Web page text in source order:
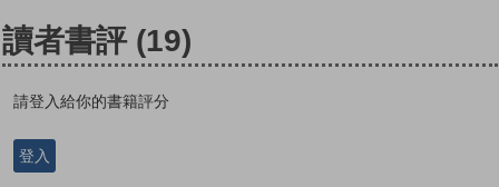
讀者書評 (19)
請登入給你的書籍評分
登入